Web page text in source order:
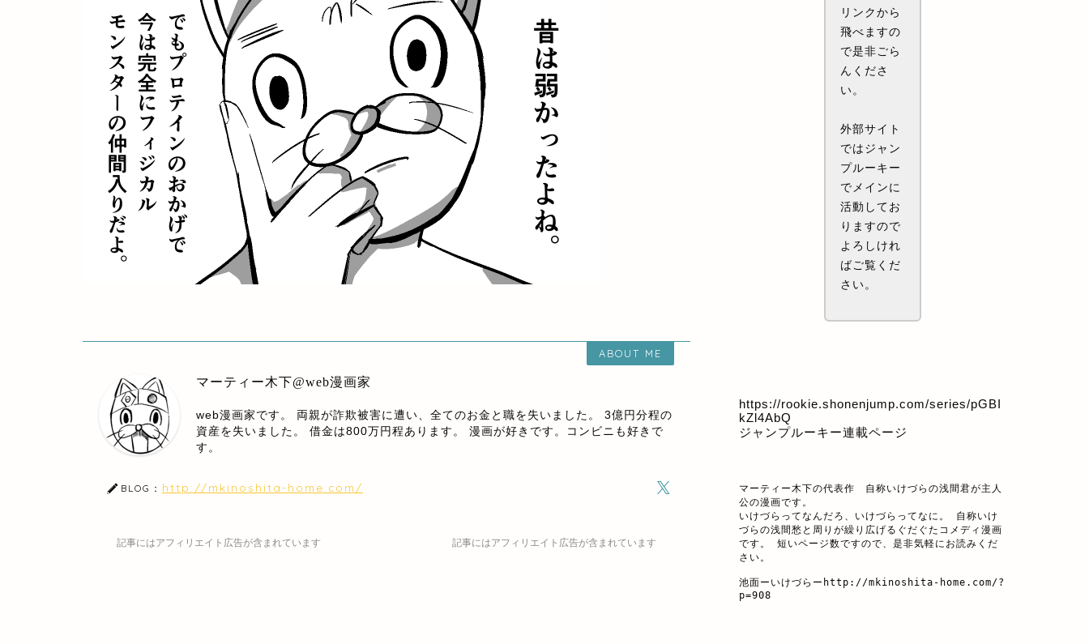
ABOUT ME
マーティー木下@web漫画家
web漫画家です。 両親が詐欺被害に遭い、全てのお金と職を失いました。 3億円分程の
資産を失いました。 借金は800万円程あります。 漫画が好きです。コンビニも好きで
す。
BLOG： http://mkinoshita-home.com/
記事にはアフィリエイト広告が含まれています 記事にはアフィリエイト広告が含まれています
リンクから
飛べますの
で是非ごら
んくださ
い。
外部サイト
ではジャン
プルーキー
でメインに
活動してお
りますので
よろしけれ
ばご覧くだ
さい。
https://rookie.shonenjump.com/series/pGBI
kZl4AbQ
ジャンプルーキー連載ページ
マーティー木下の代表作　自称いけづらの浅間君が主人
公の漫画です。
いけづらってなんだろ、いけづらってなに。 自称いけ
づらの浅間愁と周りが繰り広げるぐだぐたコメディ漫画
です。 短いページ数ですので、是非気軽にお読みくだ
さい。
池面ーいけづらー http://mkinoshita-home.com/?
p=908